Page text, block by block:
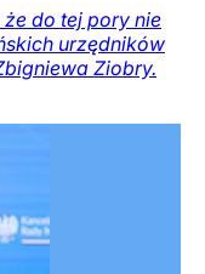
do tej pory nie
urzędników
Ziobry.